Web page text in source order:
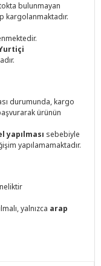
bulunmayan
kargolanmaktadır.
durumunda, kargo
ürünün
yapılması sebebiyle
yapılamamaktadır.
yalnızca arap